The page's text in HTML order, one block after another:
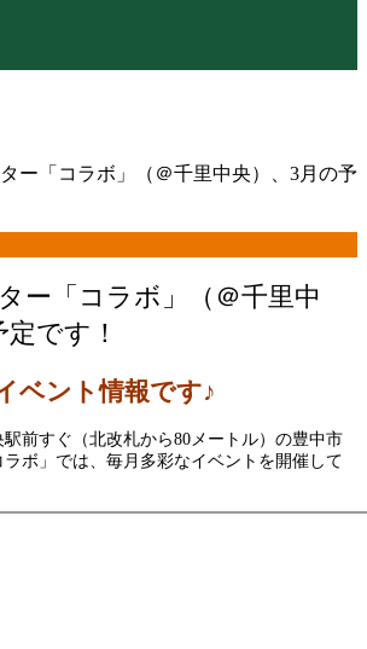
ー「コラボ」（＠千里中央）、3月の予
ー「コラボ」（＠千里中
です！
ベント情報です♪
前すぐ（北改札から80メートル）の豊中市
ボ」では、毎月多彩なイベントを開催して